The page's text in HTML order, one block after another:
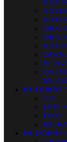
HUDOBNÉ
CD
LP
DVD
MG
HUDOBNÉ